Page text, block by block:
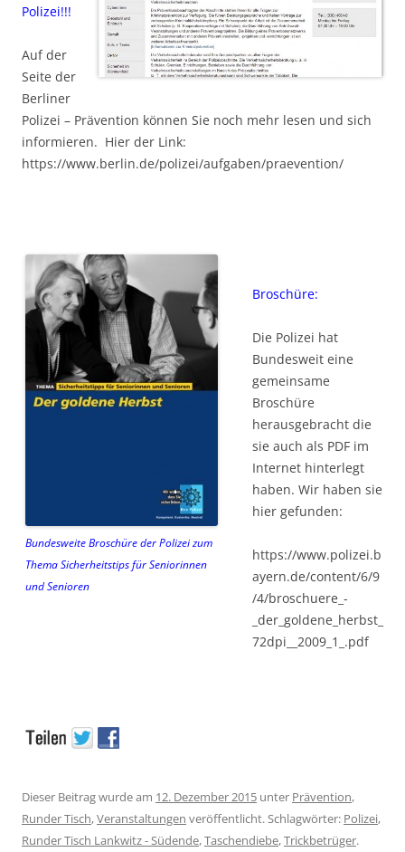
Polizei!!!
Auf der
Seite der
Berliner
Polizei – Prävention können Sie noch mehr lesen und sich
informieren. Hier der Link:
https://www.berlin.de/polizei/aufgaben/praevention/
Bundesweite Broschüre der Polizei zum
Thema Sicherheitstips für Seniorinnen
und Senioren
Broschüre:
Die Polizei hat
Bundesweit eine
gemeinsame
Broschüre
herausgebracht die
sie auch als PDF im
Internet hinterlegt
haben. Wir haben sie
hier gefunden:
https://www.polizei.b
ayern.de/content/6/9
/4/broschuere_-
_der_goldene_herbst_
72dpi__2009_1_.pdf
Dieser Beitrag wurde am 12. Dezember 2015 unter Prävention,
Runder Tisch,Veranstaltungen veröffentlicht. Schlagwörter: Polizei,
Runder Tisch Lankwitz - Südende,Taschendiebe,Trickbetrüger.